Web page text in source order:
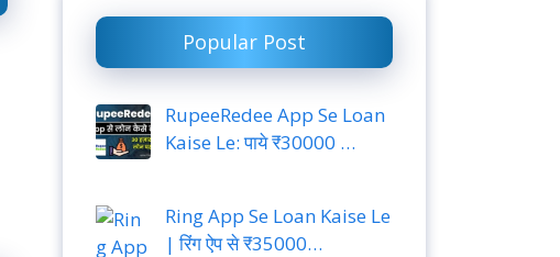
Popular Post
RupeeRedee App Se Loan
Kaise Le: पाये ₹30000 …
Ring App Se Loan Kaise Le
| रिंग ऐप से ₹35000…